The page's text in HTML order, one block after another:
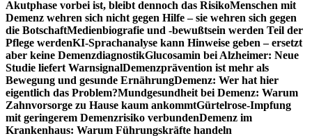
Akutphase vorbei ist, bleibt dennoch das RisikoMenschen mit
Demenz wehren sich nicht gegen Hilfe – sie wehren sich gegen
die BotschaftMedienbiografie und -bewußtsein werden Teil der
Pflege werdenKI-Sprachanalyse kann Hinweise geben – ersetzt
aber keine DemenzdiagnostikGlucosamin bei Alzheimer: Neue
Studie liefert WarnsignalDemenzprävention ist mehr als
Bewegung und gesunde ErnährungDemenz: Wer hat hier
eigentlich das Problem?Mundgesundheit bei Demenz: Warum
Zahnvorsorge zu Hause kaum ankommtGürtelrose-Impfung
mit geringerem Demenzrisiko verbundenDemenz im
Krankenhaus: Warum Führungskräfte handeln